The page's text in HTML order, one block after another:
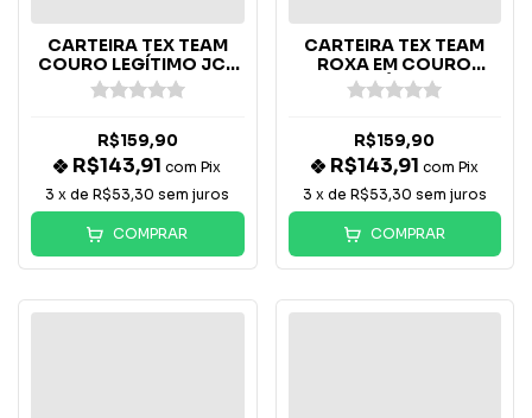
CARTEIRA TEX TEAM
COURO LEGÍTIMO JCR
PRETO
R$159,90
R$143,91com Pix
3 x deR$53,30 sem juros
COMPRAR
CARTEIRA TEX TEAM
ROXA EM COURO
LEGÍTIMO
R$159,90
R$143,91 com Pix
3 x de R$53,30 sem juros
COMPRAR